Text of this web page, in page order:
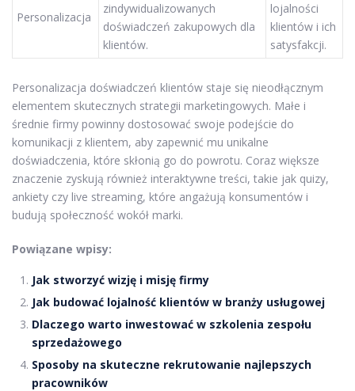
Personalizacja
zindywidualizowanych
doświadczeń zakupowych dla
klientów.
lojalności
klientów i ich
satysfakcji.
Personalizacja doświadczeń klientów staje się nieodłącznym
elementem skutecznych strategii marketingowych. Małe i
średnie firmy powinny dostosować swoje podejście do
komunikacji z klientem, aby zapewnić mu unikalne
doświadczenia, które skłonią go do powrotu. Coraz większe
znaczenie zyskują również interaktywne treści, takie jak quizy,
ankiety czy live streaming, które angażują konsumentów i
budują społeczność wokół marki.
Powiązane wpisy:
Jak stworzyć wizję i misję firmy
Jak budować lojalność klientów w branży usługowej
Dlaczego warto inwestować w szkolenia zespołu
sprzedażowego
Sposoby na skuteczne rekrutowanie najlepszych
pracowników